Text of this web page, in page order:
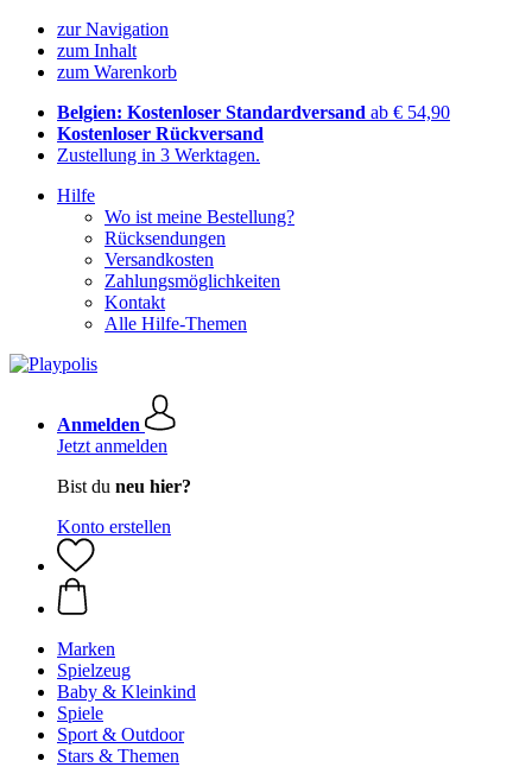
zur Navigation
zum Inhalt
zum Warenkorb
Belgien: Kostenloser Standardversand ab € 54,90
Kostenloser Rückversand
Zustellung in 3 Werktagen.
Hilfe
Wo ist meine Bestellung?
Rücksendungen
Versandkosten
Zahlungsmöglichkeiten
Kontakt
Alle Hilfe-Themen
Anmelden
Jetzt anmelden
Bist du neu hier?
Konto erstellen
Marken
Spielzeug
Baby & Kleinkind
Spiele
Sport & Outdoor
Stars & Themen